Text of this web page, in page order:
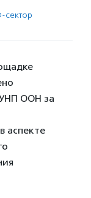
сектор
ООН за
аспекте